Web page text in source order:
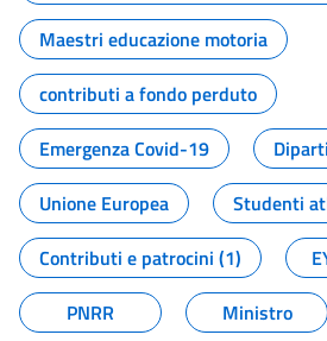
Maestri educazione motoria
contributi a fondo perduto
Emergenza Covid-19
Unione Europea
Studenti
Contributi e patrocini (1)
PNRR
Ministro